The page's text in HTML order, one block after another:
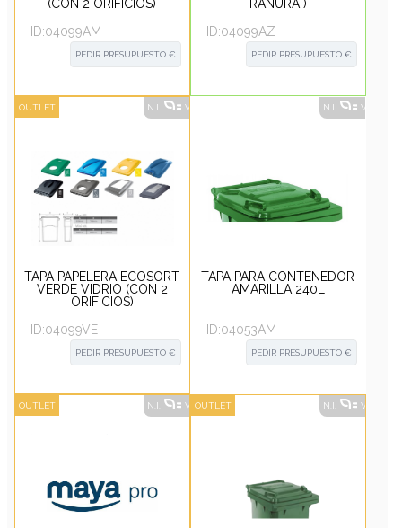
(CON 2 ORIFICIOS)
ID:04099AM
PEDIR PRESUPUESTO €
RANURA )
ID:04099AZ
PEDIR PRESUPUESTO €
OUTLET N.I. VER ALTERNATIVAS
TAPA PAPELERA ECOSORT
VERDE VIDRIO (CON 2
ORIFICIOS)
ID:04099VE
PEDIR PRESUPUESTO €
N.I. VER
TAPA PARA CONTENEDOR
AMARILLA 240L
ID:04053AM
PEDIR PRESUPUESTO €
OUTLET N.I. VER ALTERNATIVAS
OUTLET N.I. VER